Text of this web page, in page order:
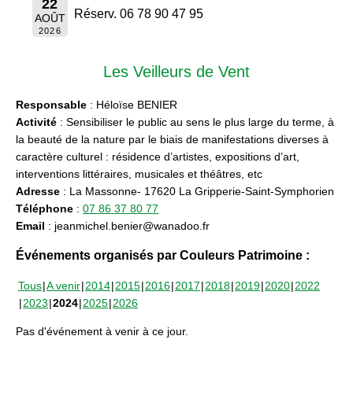
22
AOÛT
2026
Réserv. 06 78 90 47 95
Les Veilleurs de Vent
Responsable : Héloïse BENIER
Activité : Sensibiliser le public au sens le plus large du terme, à
la beauté de la nature par le biais de manifestations diverses à
caractère culturel : résidence d’artistes, expositions d’art,
interventions littéraires, musicales et théâtres, etc
Adresse : La Massonne- 17620 La Gripperie-Saint-Symphorien
Téléphone : 07 86 37 80 77
Email : jeanmichel.benier@wanadoo.fr
Événements organisés par Couleurs Patrimoine :
Tous A venir 2014 2015 2016 2017 2018 2019 2020 2022
2023 2024 2025 2026
Pas d'événement à venir à ce jour.